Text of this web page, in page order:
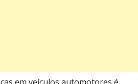
em veículos automotores é